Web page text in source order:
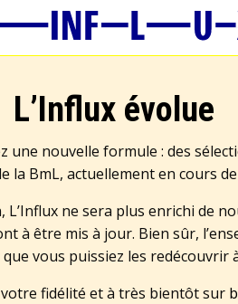
L’Influx évolue
une nouvelle formule : des
la BmL, actuellement en cours
ne sera plus enrichi de
à être mis à jour. Bien sûr,
vous puissiez les redécouvrir
fidélité et à très bientôt sur